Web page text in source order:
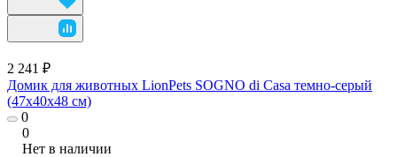
2 241 ₽
Домик для животных LionPets SOGNO di Casa темно-серый
(47х40х48 см)
0
0
Нет в наличии